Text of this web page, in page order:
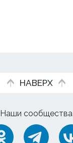
НАВЕРХ
Наши сообщества